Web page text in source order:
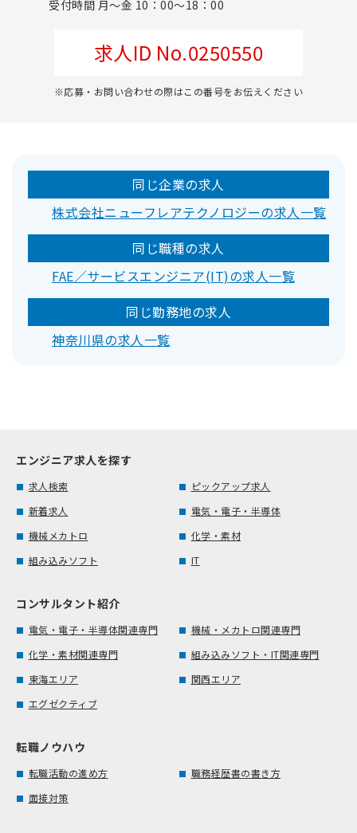
受付時間 月～金 10：00～18：00
求人ID No.0250550
※応募・お問い合わせの際はこの番号をお伝えください
同じ企業の求人
株式会社ニューフレアテクノロジーの求人一覧
同じ職種の求人
FAE／サービスエンジニア(IT)の求人一覧
同じ勤務地の求人
神奈川県の求人一覧
エンジニア求人を探す
求人検索
ピックアップ求人
新着求人
電気・電子・半導体
機械メカトロ
化学・素材
組み込みソフト
IT
コンサルタント紹介
電気・電子・半導体関連専門
機械・メカトロ関連専門
化学・素材関連専門
組み込みソフト・IT関連専門
東海エリア
関西エリア
エグゼクティブ
転職ノウハウ
転職活動の進め方
職務経歴書の書き方
面接対策